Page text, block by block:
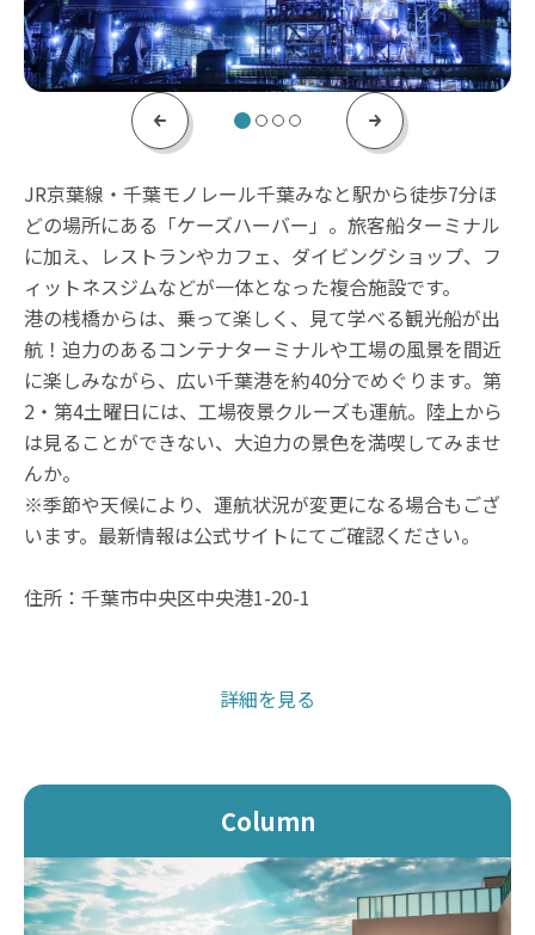
Previous Next
JR京葉線・千葉モノレール千葉みなと駅から徒歩7分ほ
どの場所にある「ケーズハーバー」。旅客船ターミナル
に加え、レストランやカフェ、ダイビングショップ、フ
ィットネスジムなどが一体となった複合施設です。
港の桟橋からは、乗って楽しく、見て学べる観光船が出
航！迫力のあるコンテナターミナルや工場の風景を間近
に楽しみながら、広い千葉港を約40分でめぐります。第
2・第4土曜日には、工場夜景クルーズも運航。陸上から
は見ることができない、大迫力の景色を満喫してみませ
んか。
※季節や天候により、運航状況が変更になる場合もござ
います。最新情報は公式サイトにてご確認ください。
住所：千葉市中央区中央港1-20-1
詳細を見る
Column